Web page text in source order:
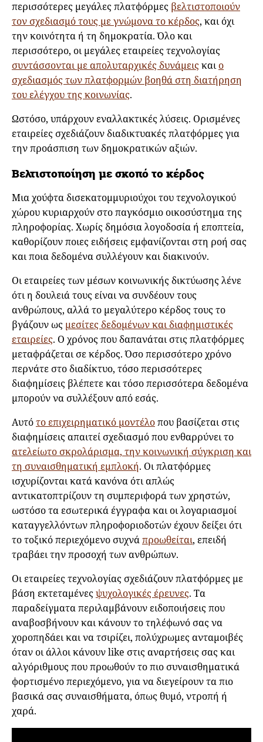
περισσότερες μεγάλες πλατφόρμες βελτιστοποιούν
τον σχεδιασμό τους με γνώμονα το κέρδος, και όχι
την κοινότητα ή τη δημοκρατία. Όλο και
περισσότερο, οι μεγάλες εταιρείες τεχνολογίας
συντάσσονται με απολυταρχικές δυνάμειςκαιο
σχεδιασμός των πλατφορμών βοηθά στη διατήρηση
του ελέγχου της κοινωνίας.
Ωστόσο, υπάρχουν εναλλακτικές λύσεις. Ορισμένες
εταιρείες σχεδιάζουν διαδικτυακές πλατφόρμες για
την προάσπιση των δημοκρατικών αξιών.
Βελτιστοποίηση με σκοπό το κέρδος
Μια χούφτα δισεκατομμυριούχοι του τεχνολογικού
χώρου κυριαρχούν στο παγκόσμιο οικοσύστημα της
πληροφορίας. Χωρίς δημόσια λογοδοσία ή εποπτεία,
καθορίζουν ποιες ειδήσεις εμφανίζονται στη ροή σας
και ποια δεδομένα συλλέγουν και διακινούν.
Οι εταιρείες των μέσων κοινωνικής δικτύωσης λένε
ότι η δουλειά τους είναι να συνδέουν τους
ανθρώπους, αλλά το μεγαλύτερο κέρδος τους το
βγάζουν ως μεσίτες δεδομένων και διαφημιστικές
εταιρείες. Ο χρόνος που δαπανάται στις πλατφόρμες
μεταφράζεται σε κέρδος. Όσο περισσότερο χρόνο
περνάτε στο διαδίκτυο, τόσο περισσότερες
διαφημίσεις βλέπετε και τόσο περισσότερα δεδομένα
μπορούν να συλλέξουν από εσάς.
Αυτότο επιχειρηματικό μοντέλοπου βασίζεται στις
διαφημίσεις απαιτεί σχεδιασμό που ενθαρρύνει το
ατελείωτο σκρολάρισμα, την κοινωνική σύγκριση και
τη συναισθηματική εμπλοκή. Οι πλατφόρμες
ισχυρίζονται κατά κανόνα ότι απλώς
αντικατοπτρίζουν τη συμπεριφορά των χρηστών,
ωστόσο τα εσωτερικά έγγραφα και οι λογαριασμοί
καταγγελλόντων πληροφοριοδοτών έχουν δείξει ότι
το τοξικό περιεχόμενο συχνάπροωθείται, επειδή
τραβάει την προσοχή των ανθρώπων.
Οι εταιρείες τεχνολογίας σχεδιάζουν πλατφόρμες με
βάση εκτεταμένεςψυχολογικές έρευνες. Τα
παραδείγματα περιλαμβάνουν ειδοποιήσεις που
αναβοσβήνουν και κάνουν το τηλέφωνό σας να
χοροπηδάει και να τσιρίζει, πολύχρωμες ανταμοιβές
όταν οι άλλοι κάνουν like στις αναρτήσεις σας και
αλγόριθμους που προωθούν το πιο συναισθηματικά
φορτισμένο περιεχόμενο, για να διεγείρουν τα πιο
βασικά σας συναισθήματα, όπως θυμό, ντροπή ή
χαρά.